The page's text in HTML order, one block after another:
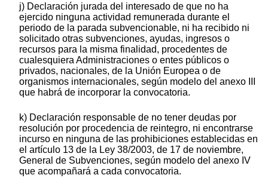
j) Declaración jurada del interesado de que no ha
ejercido ninguna actividad remunerada durante el
periodo de la parada subvencionable, ni ha recibido ni
solicitado otras subvenciones, ayudas, ingresos o
recursos para la misma finalidad, procedentes de
cualesquiera Administraciones o entes públicos o
privados, nacionales, de la Unión Europea o de
organismos internacionales, según modelo del anexo III
que habrá de incorporar la convocatoria.
k) Declaración responsable de no tener deudas por
resolución por procedencia de reintegro, ni encontrarse
incurso en ninguna de las prohibiciones establecidas en
el artículo 13 de la Ley 38/2003, de 17 de noviembre,
General de Subvenciones, según modelo del anexo IV
que acompañará a cada convocatoria.